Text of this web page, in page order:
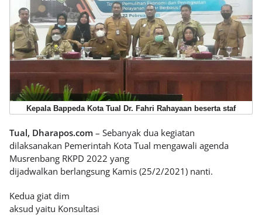
Kepala Bappeda Kota Tual Dr. Fahri Rahayaan beserta staf
Tual, Dharapos.com – Sebanyak dua kegiatan
dilaksanakan Pemerintah Kota Tual mengawali agenda
Musrenbang RKPD 2022 yang
dijadwalkan berlangsung Kamis (25/2/2021) nanti.
Kedua giat dim
aksud yaitu Konsultasi